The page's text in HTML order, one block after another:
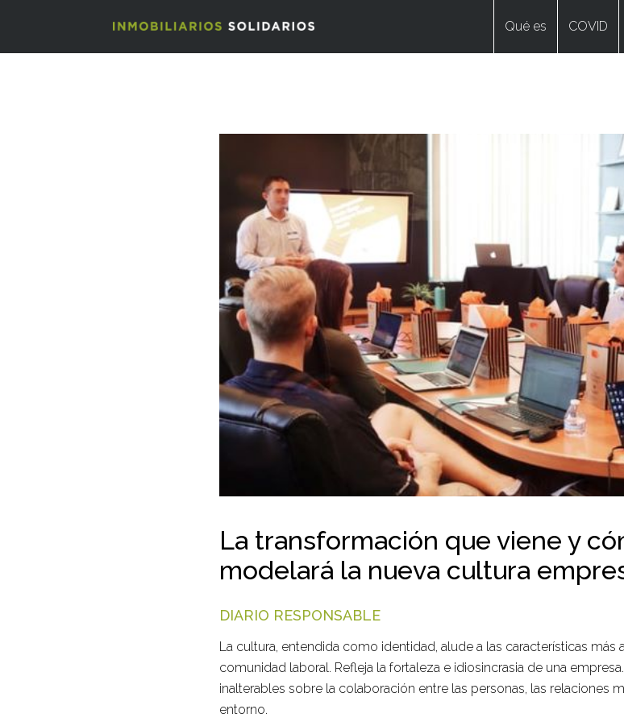
Qué es COVID
La transformación que viene y
modelará la nueva cultura
DIARIO RESPONSABLE
La cultura, entendida como identidad, alude a las características
comunidad laboral. Refleja la fortaleza e idiosincrasia de una
inalterables sobre la colaboración entre las personas, las relaciones
entorno.